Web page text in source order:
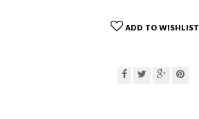
ADD TO WISHLIST